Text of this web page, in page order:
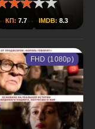
КП: 7.7 IMDB: 8.3
FHD (1080p)